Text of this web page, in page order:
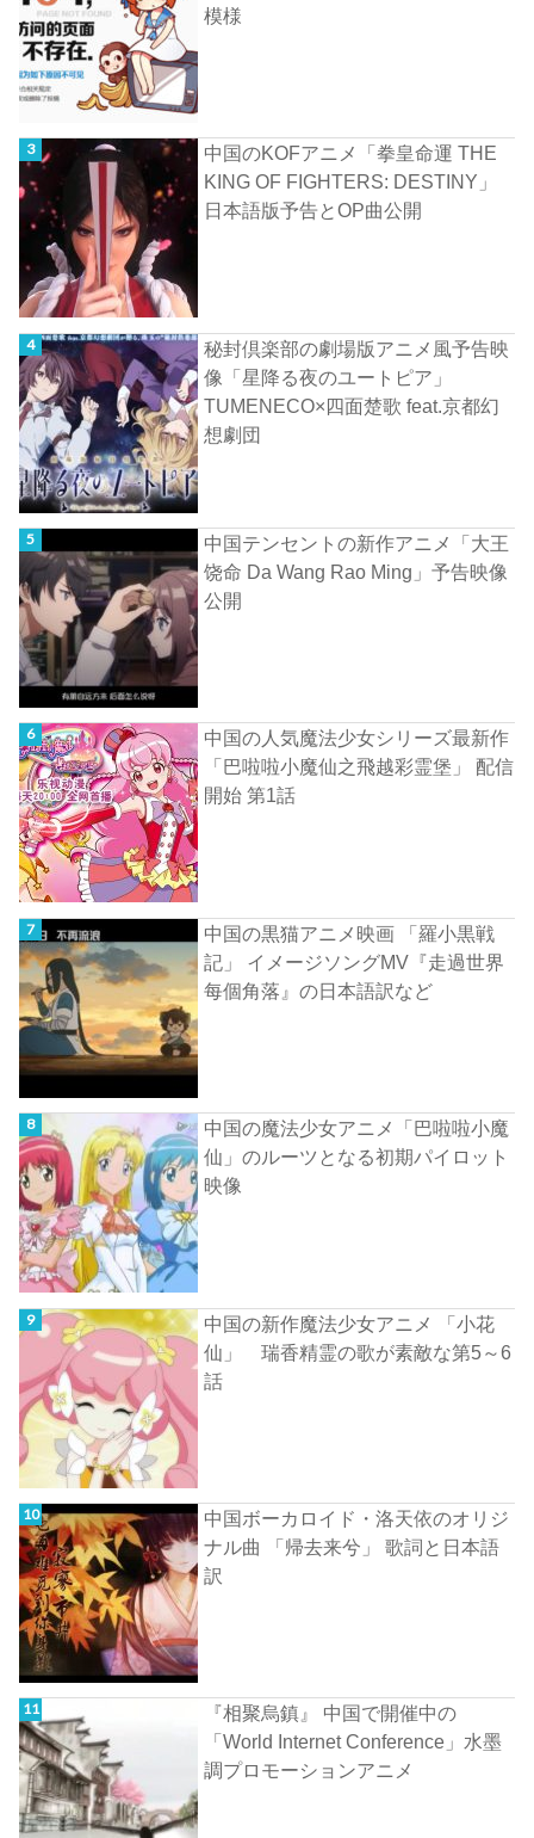
模様
中国のKOFアニメ「拳皇命運 THE
KING OF FIGHTERS: DESTINY」
日本語版予告とOP曲公開
秘封倶楽部の劇場版アニメ風予告映
像「星降る夜のユートピア」
TUMENECO×四面楚歌 feat.京都幻
想劇団
中国テンセントの新作アニメ「大王
饶命 Da Wang Rao Ming」予告映像
公開
中国の人気魔法少女シリーズ最新作
「巴啦啦小魔仙之飛越彩霊堡」 配信
開始 第1話
中国の黒猫アニメ映画 「羅小黒戦
記」 イメージソングMV『走過世界
每個角落』の日本語訳など
中国の魔法少女アニメ「巴啦啦小魔
仙」のルーツとなる初期パイロット
映像
中国の新作魔法少女アニメ 「小花
仙」 瑞香精霊の歌が素敵な第5～6
話
中国ボーカロイド・洛天依のオリジ
ナル曲 「帰去来兮」 歌詞と日本語
訳
『相聚烏鎮』 中国で開催中の
「World Internet Conference」水墨
調プロモーションアニメ